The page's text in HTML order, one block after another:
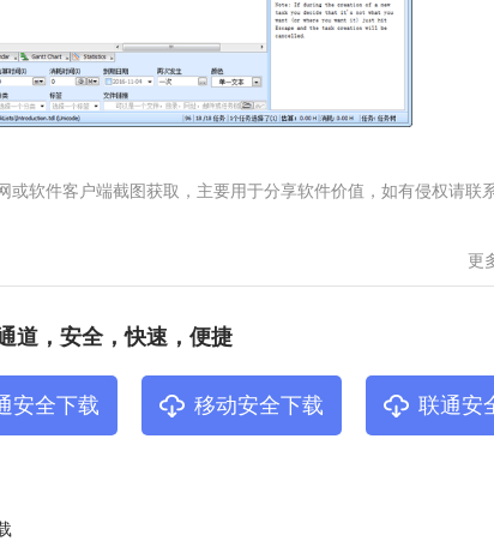
或软件客户端截图获取，主要用于分享软件价值，如有侵权请联
更
道，安全，快速，便捷
安全下载 移动安全下载 联通安